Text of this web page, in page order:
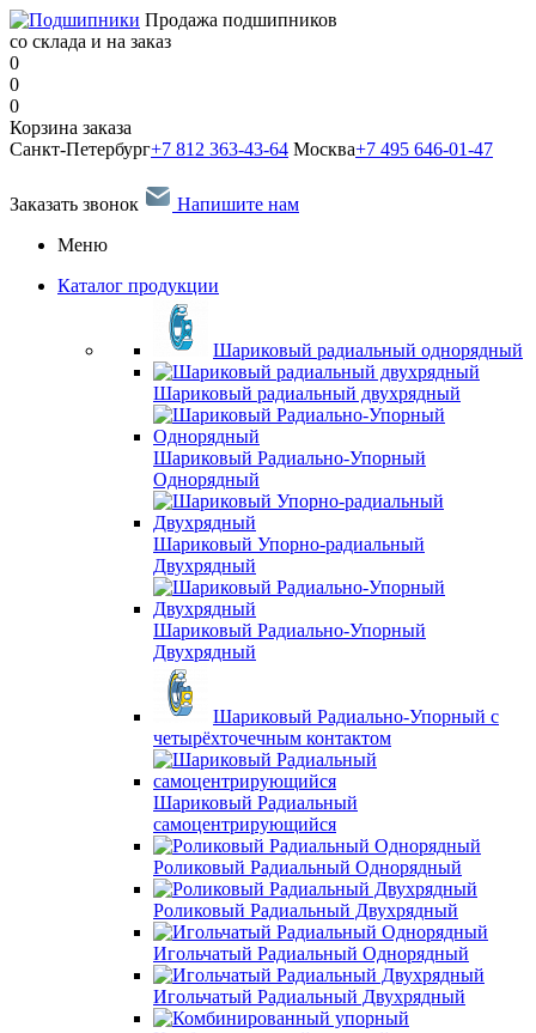
Продажа подшипников
со склада и на заказ
0
0
0
Корзина заказа
Санкт-Петербург+7 812 363-43-64 Москва+7 495 646-01-47
Заказать звонок
Напишите нам
Меню
Каталог продукции
Шариковый радиальный однорядный
Шариковый радиальный двухрядный
Шариковый Радиально-Упорный
Однорядный
Шариковый Упорно-радиальный
Двухрядный
Шариковый Радиально-Упорный
Двухрядный
Шариковый Радиально-Упорный с
четырёхточечным контактом
Шариковый Радиальный
самоцентрирующийся
Роликовый Радиальный Однорядный
Роликовый Радиальный Двухрядный
Игольчатый Радиальный Однорядный
Игольчатый Радиальный Двухрядный